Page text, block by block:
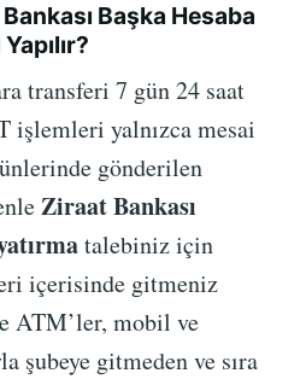
Başka Hesaba
transferi 7 gün 24 saat
işlemleri yalnızca mesai
gönderilen
Ziraat Bankası
talebiniz için
içerisinde gitmeniz
ATM’ler, mobil ve
şubeye gitmeden ve sıra